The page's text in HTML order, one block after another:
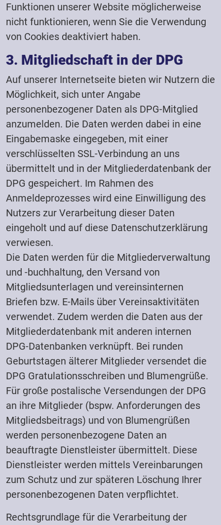
Funktionen unserer Website möglicherweise
nicht funktionieren, wenn Sie die Verwendung
von Cookies deaktiviert haben.
3. Mitgliedschaft in der DPG
Auf unserer Internetseite bieten wir Nutzern die
Möglichkeit, sich unter Angabe
personenbezogener Daten als DPG-Mitglied
anzumelden. Die Daten werden dabei in eine
Eingabemaske eingegeben, mit einer
verschlüsselten SSL-Verbindung an uns
übermittelt und in der Mitgliederdatenbank der
DPG gespeichert. Im Rahmen des
Anmeldeprozesses wird eine Einwilligung des
Nutzers zur Verarbeitung dieser Daten
eingeholt und auf diese Datenschutzerklärung
verwiesen.
Die Daten werden für die Mitgliederverwaltung
und -buchhaltung, den Versand von
Mitgliedsunterlagen und vereinsinternen
Briefen bzw. E-Mails über Vereinsaktivitäten
verwendet. Zudem werden die Daten aus der
Mitgliederdatenbank mit anderen internen
DPG-Datenbanken verknüpft. Bei runden
Geburtstagen älterer Mitglieder versendet die
DPG Gratulationsschreiben und Blumengrüße.
Für große postalische Versendungen der DPG
an ihre Mitglieder (bspw. Anforderungen des
Mitgliedsbeitrags) und von Blumengrüßen
werden personenbezogene Daten an
beauftragte Dienstleister übermittelt. Diese
Dienstleister werden mittels Vereinbarungen
zum Schutz und zur späteren Löschung Ihrer
personenbezogenen Daten verpflichtet.
Rechtsgrundlage für die Verarbeitung der